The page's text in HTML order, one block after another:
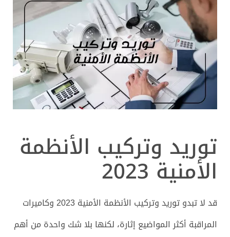
توريد وتركيب الأنظمة
الأمنية 2023
قد لا تبدو توريد وتركيب الأنظمة الأمنية 2023 وكاميرات
المراقبة أكثر المواضيع إثارة، لكنها بلا شك واحدة من أهم